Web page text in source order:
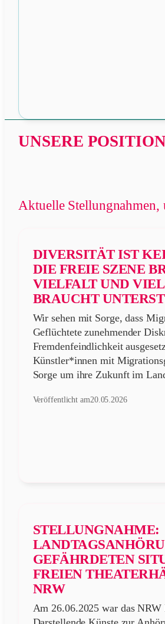
UNSERE
Aktuelle
DIVERSITÄT IST
DIE FREIE SZENE
VIELFALT UND
BRAUCHT
Wir sehen mit Sorge, dass
Geflüchtete zunehmender
Fremdenfeindlichkeit
Künstler*innen mit
Sorge um ihre Zukunft im
Veröffentlicht am20.05.2026
STELLUNGNAHME:
GEFÄHRDETEN
FREIEN
NRW
Am 26.06.2025 war das NRW